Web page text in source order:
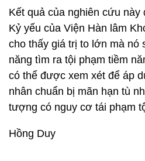
Kết quả của nghiên cứu
Kỷ yếu của Viện Hàn lâm
cho thấy giá trị to lớn mà nó
năng tìm ra tội phạm tiềm
có thể được xem xét để áp
nhân chuẩn bị mãn hạn tù
tượng có nguy cơ tái phạm
Hồng Duy